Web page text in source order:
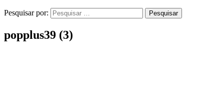
Pesquisar por:
popplus39 (3)